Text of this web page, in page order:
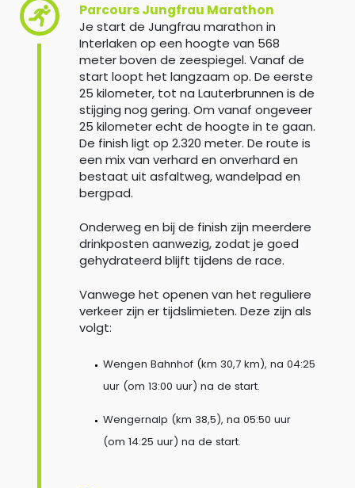
Parcours Jungfrau Marathon
Je start de Jungfrau marathon in
Interlaken op een hoogte van 568
meter boven de zeespiegel. Vanaf de
start loopt het langzaam op. De eerste
25 kilometer, tot na Lauterbrunnen is de
stijging nog gering. Om vanaf ongeveer
25 kilometer echt de hoogte in te gaan.
De finish ligt op 2.320 meter. De route is
een mix van verhard en onverhard en
bestaat uit asfaltweg, wandelpad en
bergpad.
Onderweg en bij de finish zijn meerdere
drinkposten aanwezig, zodat je goed
gehydrateerd blijft tijdens de race.
Vanwege het openen van het reguliere
verkeer zijn er tijdslimieten. Deze zijn als
volgt:
Wengen Bahnhof (km 30,7 km), na 04:25
uur (om 13:00 uur) na de start.
Wengernalp (km 38,5), na 05:50 uur
(om 14:25 uur) na de start.